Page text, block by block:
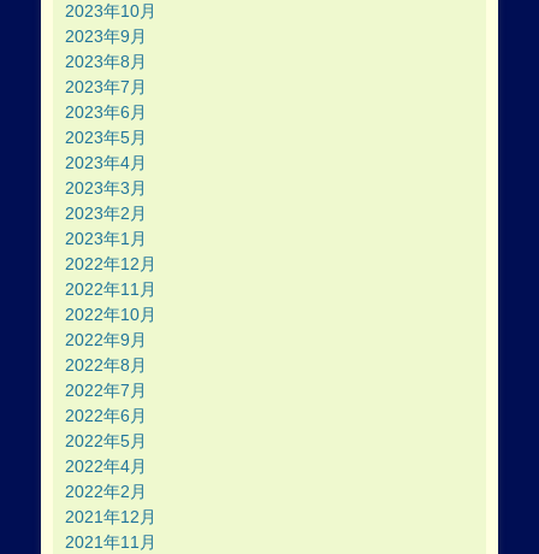
2023年10月
2023年9月
2023年8月
2023年7月
2023年6月
2023年5月
2023年4月
2023年3月
2023年2月
2023年1月
2022年12月
2022年11月
2022年10月
2022年9月
2022年8月
2022年7月
2022年6月
2022年5月
2022年4月
2022年2月
2021年12月
2021年11月